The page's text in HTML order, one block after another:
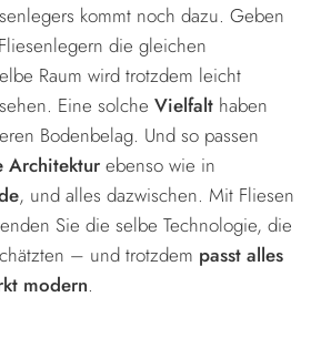
kommt noch dazu. Geben
die gleichen
Raum wird trotzdem leicht
Eine solcheVielfalt haben
Bodenbelag. Und so passen
Architektur ebenso wie in
, und alles dazwischen. Mit Fliesen
Sie die selbe Technologie, die
– und trotzdem passt alles
modern.